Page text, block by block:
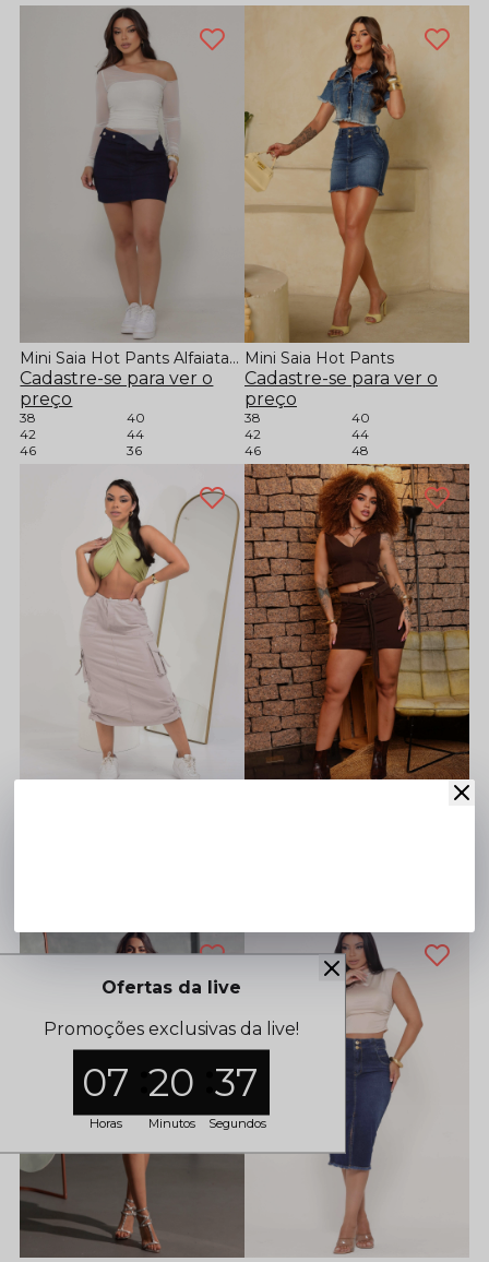
Mini Saia Hot Pants Alfaiataria
Cadastre-se para ver o
preço
38
40
42
44
46
36
Mini Saia Hot Pants
Cadastre-se para ver o
preço
38
40
42
44
46
48
Ofertas da live
Promoções exclusivas da live!
07
Horas
20
Minutos
37
Segundos